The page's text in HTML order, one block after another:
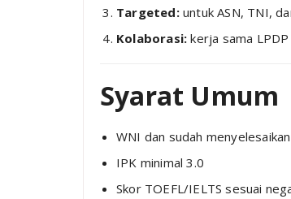
Targeted:untuk ASN, TNI,
Kolaborasi: kerja sama
Syarat Umum
WNI dan sudah
IPK minimal 3.0
Skor TOEFL/IELTS sesuai